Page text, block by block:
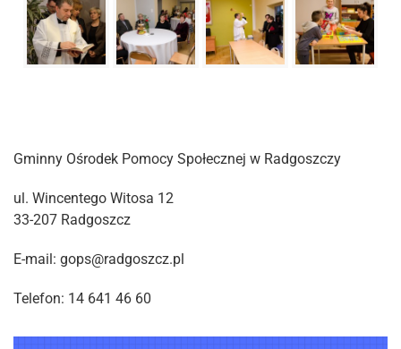
Gminny Ośrodek Pomocy Społecznej w Radgoszczy
ul. Wincentego Witosa 12
33-207 Radgoszcz
E-mail: gops@radgoszcz.pl
Telefon: 14 641 46 60